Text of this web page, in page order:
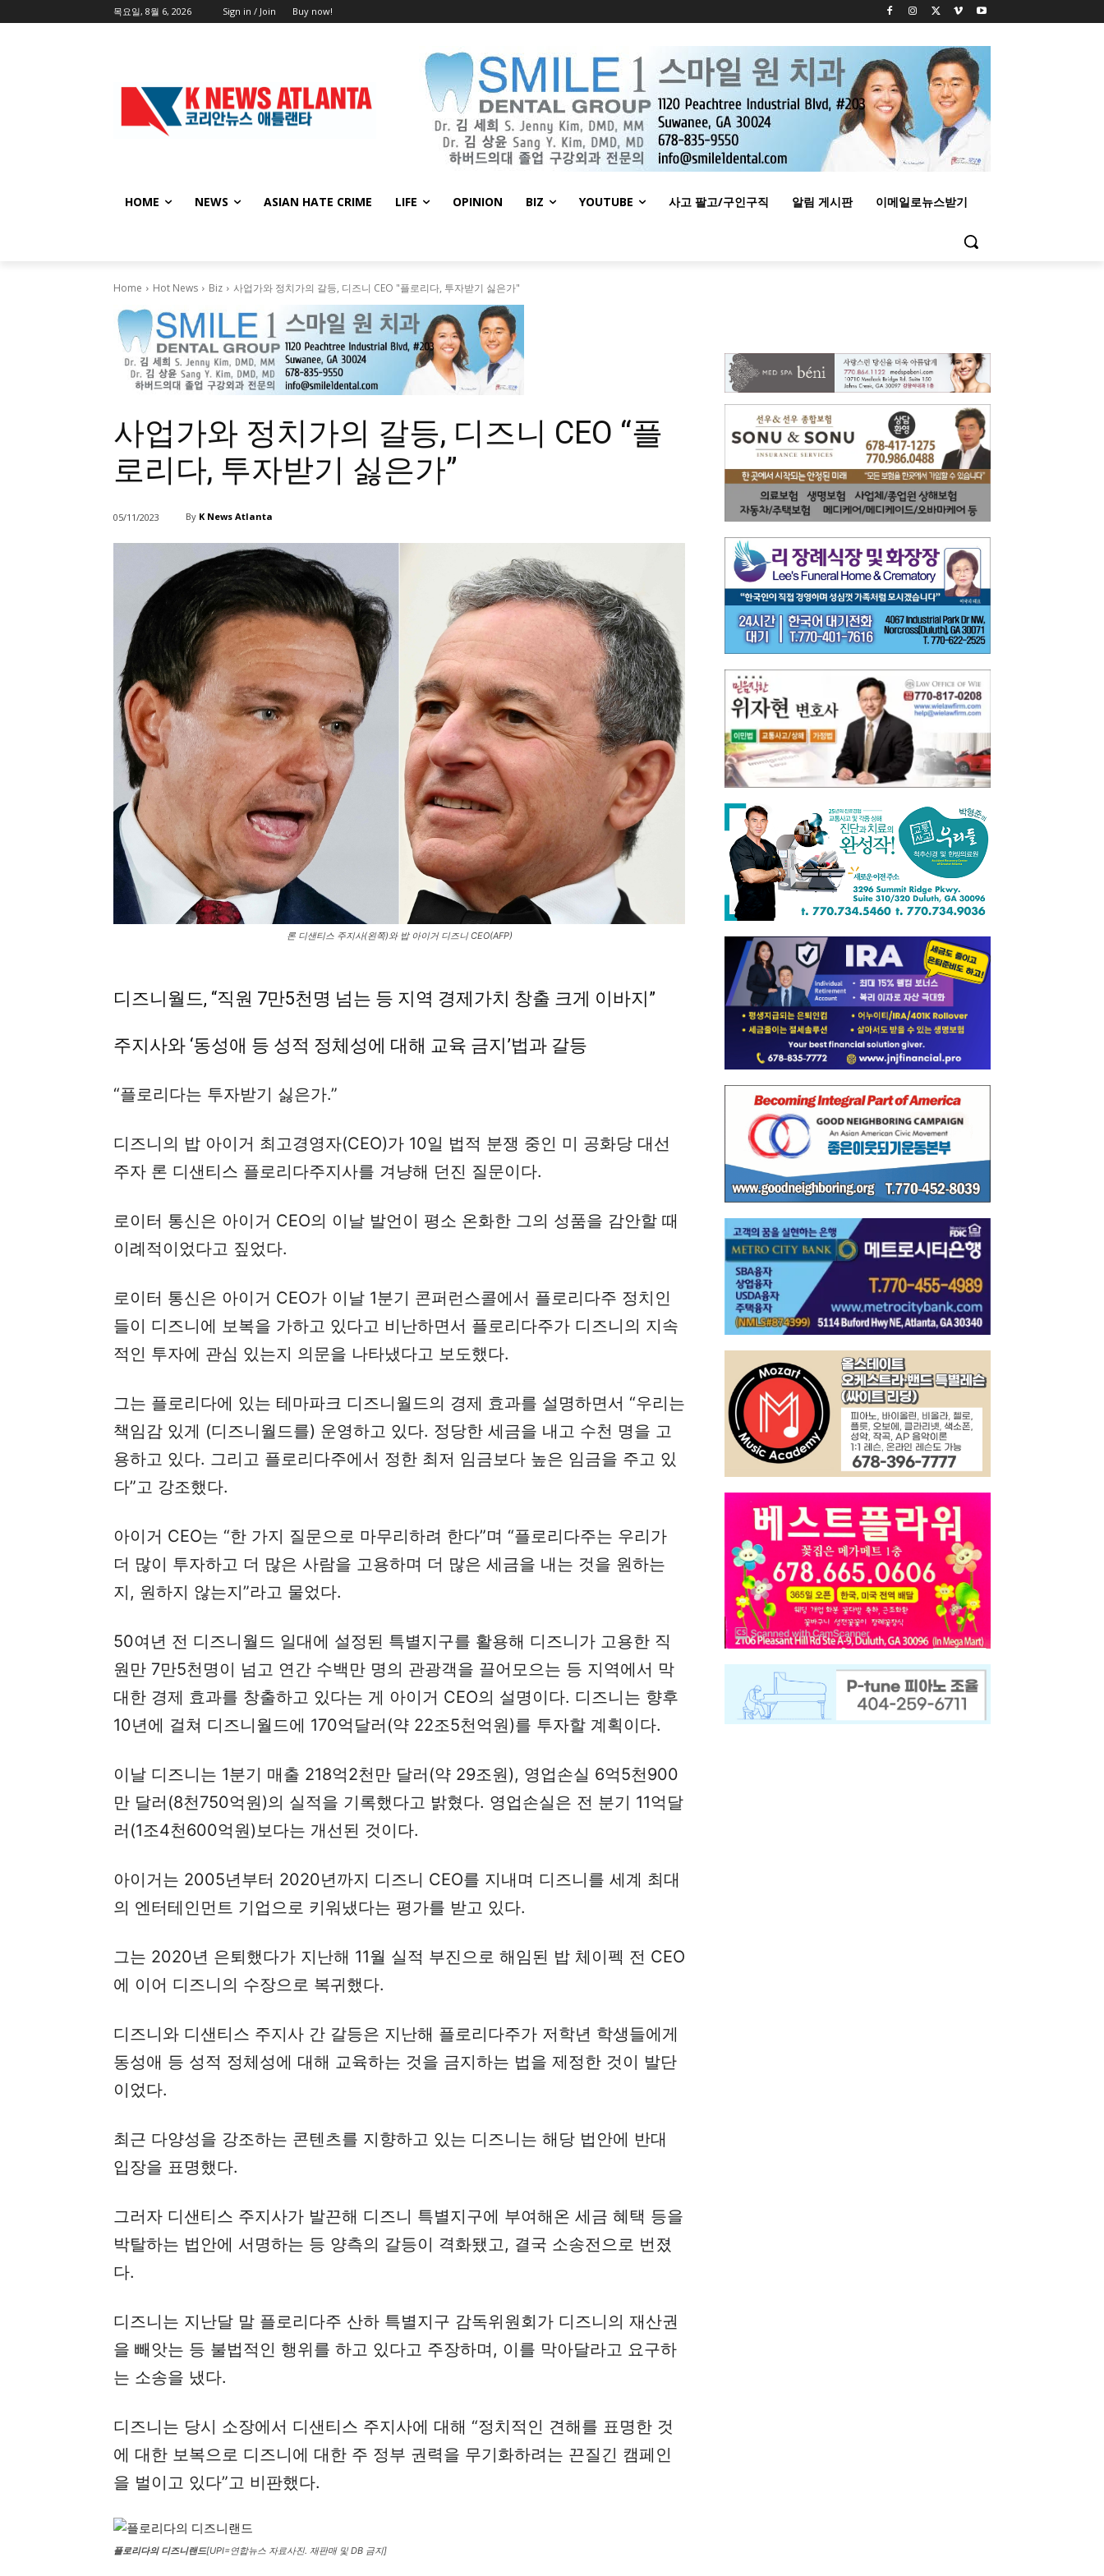
목요일, 8월 6, 2026 Sign in / Join Buy now!
HOME NEWS ASIAN HATE CRIME LIFE OPINION BIZ YOUTUBE 사고 팔고/구인구직 알림 게시판 이메일로뉴스받기
Home Hot News Biz 사업가와 정치가의 갈등, 디즈니 CEO "플로리다, 투자받기 싫은가"
사업가와 정치가의 갈등, 디즈니 CEO “플
로리다, 투자받기 싫은가”
05/11/2023 By K News Atlanta
론 디샌티스 주지사(왼쪽)와 밥 아이거 디즈니 CEO(AFP)
디즈니월드, “직원 7만5천명 넘는 등 지역 경제가치 창출 크게 이바지”
주지사와 ‘동성애 등 성적 정체성에 대해 교육 금지’법과 갈등
“플로리다는 투자받기 싫은가.”
디즈니의 밥 아이거 최고경영자(CEO)가 10일 법적 분쟁 중인 미 공화당 대선
주자 론 디샌티스 플로리다주지사를 겨냥해 던진 질문이다.
로이터 통신은 아이거 CEO의 이날 발언이 평소 온화한 그의 성품을 감안할 때
이례적이었다고 짚었다.
로이터 통신은 아이거 CEO가 이날 1분기 콘퍼런스콜에서 플로리다주 정치인
들이 디즈니에 보복을 가하고 있다고 비난하면서 플로리다주가 디즈니의 지속
적인 투자에 관심 있는지 의문을 나타냈다고 보도했다.
그는 플로리다에 있는 테마파크 디즈니월드의 경제 효과를 설명하면서 “우리는
책임감 있게 (디즈니월드를) 운영하고 있다. 정당한 세금을 내고 수천 명을 고
용하고 있다. 그리고 플로리다주에서 정한 최저 임금보다 높은 임금을 주고 있
다”고 강조했다.
아이거 CEO는 “한 가지 질문으로 마무리하려 한다”며 “플로리다주는 우리가
더 많이 투자하고 더 많은 사람을 고용하며 더 많은 세금을 내는 것을 원하는
지, 원하지 않는지”라고 물었다.
50여년 전 디즈니월드 일대에 설정된 특별지구를 활용해 디즈니가 고용한 직
원만 7만5천명이 넘고 연간 수백만 명의 관광객을 끌어모으는 등 지역에서 막
대한 경제 효과를 창출하고 있다는 게 아이거 CEO의 설명이다. 디즈니는 향후
10년에 걸쳐 디즈니월드에 170억달러(약 22조5천억원)를 투자할 계획이다.
이날 디즈니는 1분기 매출 218억2천만 달러(약 29조원), 영업손실 6억5천900
만 달러(8천750억원)의 실적을 기록했다고 밝혔다. 영업손실은 전 분기 11억달
러(1조4천600억원)보다는 개선된 것이다.
아이거는 2005년부터 2020년까지 디즈니 CEO를 지내며 디즈니를 세계 최대
의 엔터테인먼트 기업으로 키워냈다는 평가를 받고 있다.
그는 2020년 은퇴했다가 지난해 11월 실적 부진으로 해임된 밥 체이펙 전 CEO
에 이어 디즈니의 수장으로 복귀했다.
디즈니와 디샌티스 주지사 간 갈등은 지난해 플로리다주가 저학년 학생들에게
동성애 등 성적 정체성에 대해 교육하는 것을 금지하는 법을 제정한 것이 발단
이었다.
최근 다양성을 강조하는 콘텐츠를 지향하고 있는 디즈니는 해당 법안에 반대
입장을 표명했다.
그러자 디샌티스 주지사가 발끈해 디즈니 특별지구에 부여해온 세금 혜택 등을
박탈하는 법안에 서명하는 등 양측의 갈등이 격화됐고, 결국 소송전으로 번졌
다.
디즈니는 지난달 말 플로리다주 산하 특별지구 감독위원회가 디즈니의 재산권
을 빼앗는 등 불법적인 행위를 하고 있다고 주장하며, 이를 막아달라고 요구하
는 소송을 냈다.
디즈니는 당시 소장에서 디샌티스 주지사에 대해 “정치적인 견해를 표명한 것
에 대한 보복으로 디즈니에 대한 주 정부 권력을 무기화하려는 끈질긴 캠페인
을 벌이고 있다”고 비판했다.
플로리다의 디즈니랜드[UPI=연합뉴스 자료사진. 재판매 및 DB 금지]